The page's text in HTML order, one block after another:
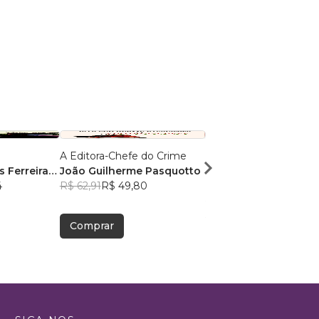
Ferreira
A Editora-Chefe do Crime
João Guilherme Pasquotto
R$ 62,91R$ 49,80
Comprar
HUMANOS